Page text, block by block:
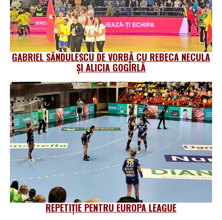
GABRIEL SĂNDULESCU DE VORBĂ CU REBECA NECULA
ȘI ALICIA GOGÎRLĂ
REPETIȚIE PENTRU EUROPA LEAGUE